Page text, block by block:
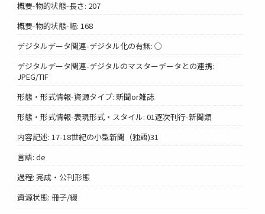
概要-物的状態-長さ: 207
概要-物的状態-幅: 168
デジタルデータ関連-デジタル化の有無: ○
デジタルデータ関連-デジタルのマスターデータとの連携:
JPEG/TIF
形態・形式情報-資源タイプ: 新聞or雑誌
形態・形式情報-表現形式・スタイル: 01逐次刊行-新聞類
内容記述: 17-18世紀の小型新聞（独語)31
言語: de
過程: 完成・公刊形態
資源状態: 冊子/綴